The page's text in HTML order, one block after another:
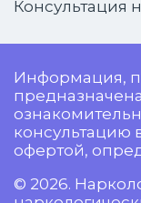
Консультация
Информация,
консультацию
офертой,
© 2026.